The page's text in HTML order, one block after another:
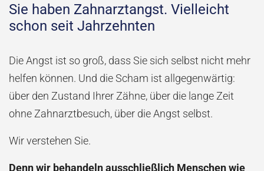
Sie haben Zahnarztangst. Vielleicht
schon seit Jahrzehnten
Die Angst ist so groß, dass Sie sich selbst nicht mehr
helfen können. Und die Scham ist allgegenwärtig:
über den Zustand Ihrer Zähne, über die lange Zeit
ohne Zahnarztbesuch, über die Angst selbst.
Wir verstehen Sie.
Denn wir behandeln ausschließlich Menschen wie